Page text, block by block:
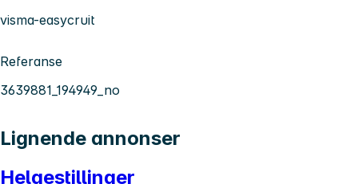
visma-easycruit
Referanse
3639881_194949_no
Lignende annonser
Helgestillinger